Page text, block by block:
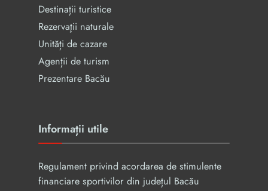
Destinații turistice
Rezervaţii naturale
Unități de cazare
Agenții de turism
Prezentare Bacău
Informații utile
Regulament privind acordarea de stimulente
financiare sportivilor din județul Bacău